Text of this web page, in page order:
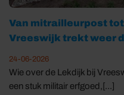
Van mitrailleurpost
Vreeswijk trekt weer
24-06-2026
Wie over de Lekdijk bij
een stuk militair erfgoed,[...]